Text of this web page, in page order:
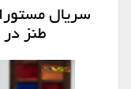
سریال
طنز